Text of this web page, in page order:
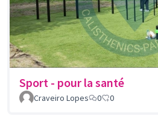
Sport - pour la santé
Craveiro Lopes
0 0